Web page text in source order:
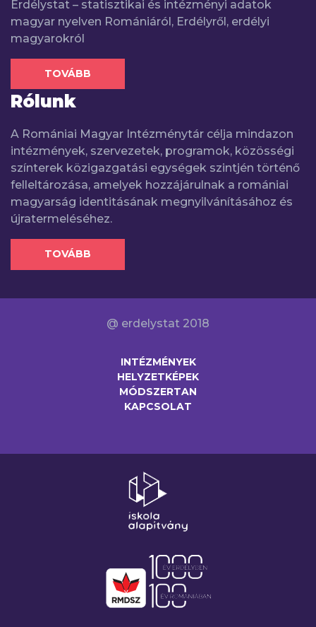
Erdélystat – statisztikai és intézményi adatok
magyar nyelven Romániáról, Erdélyről, erdélyi
magyarokról
TOVÁBB
Rólunk
A Romániai Magyar Intézménytár célja mindazon
intézmények, szervezetek, programok, közösségi
színterek közigazgatási egységek szintjén történő
felleltározása, amelyek hozzájárulnak a romániai
magyarság identitásának megnyilvánításához és
újratermeléséhez.
TOVÁBB
@ erdelystat 2018
INTÉZMÉNYEK
HELYZETKÉPEK
MÓDSZERTAN
KAPCSOLAT